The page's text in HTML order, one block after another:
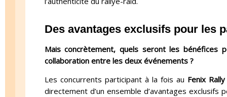
Des avantages exclusifs pour les
Mais concrètement, quels seront les bénéfices
collaboration entre les deux événements ?
Les concurrents participant à la fois au Fenix Rally
directement d’un ensemble d’avantages exclusifs